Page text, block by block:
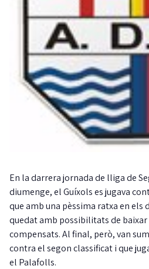
En la darrera jornada de lliga de
diumenge, el Guíxols es jugava
que amb una pèssima ratxa en els
quedat amb possibilitats de baixar
compensats. Al final, però, van
contra el segon classificat i que
el Palafolls.